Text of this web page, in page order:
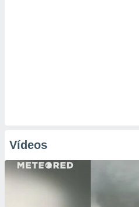
Vídeos